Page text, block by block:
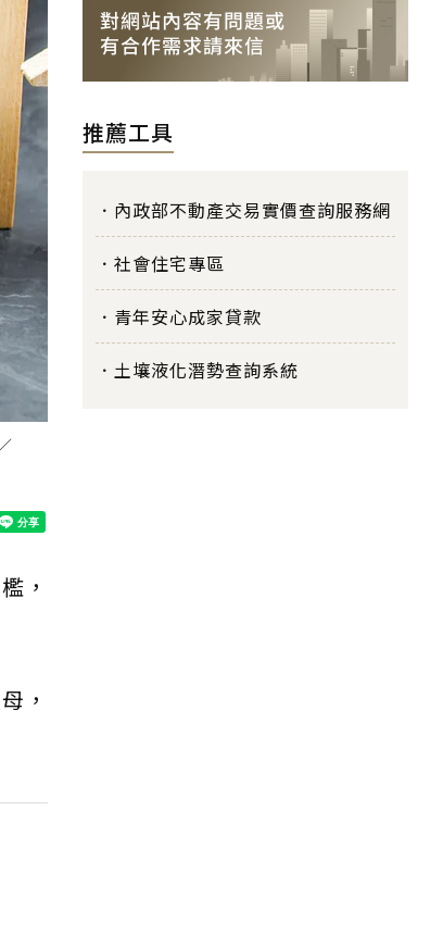
，
，
推薦工具
內政部不動產交易實價查詢服務網
社會住宅專區
青年安心成家貸款
土壤液化潛勢查詢系統